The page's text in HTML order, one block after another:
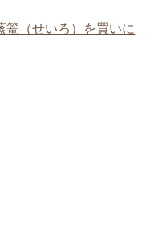
篭（せいろ）を買いに